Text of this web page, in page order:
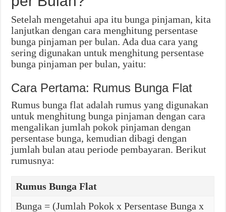
Setelah mengetahui apa itu bunga pinjaman, kita
lanjutkan dengan cara menghitung persentase
bunga pinjaman per bulan. Ada dua cara yang
sering digunakan untuk menghitung persentase
bunga pinjaman per bulan, yaitu:
Cara Pertama: Rumus Bunga Flat
Rumus bunga flat adalah rumus yang digunakan
untuk menghitung bunga pinjaman dengan cara
mengalikan jumlah pokok pinjaman dengan
persentase bunga, kemudian dibagi dengan
jumlah bulan atau periode pembayaran. Berikut
rumusnya:
Rumus Bunga Flat
Bunga = (Jumlah Pokok x Persentase Bunga x